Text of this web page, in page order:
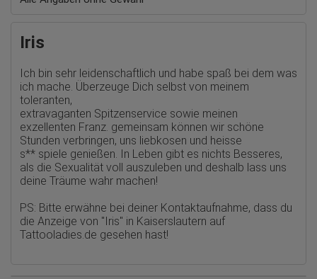
verarbeiteten Daten pseudonyme Nutzungsprofile der Nutzer
erstellt werden. Diese Informationen wird Google gegebenenfalls
vorgeschrieben wird oder, soweit Dritte diese Daten im Auftrag
von Google verarbeiten. Die IP-Adresse der Nutzer wird von
Google innerhalb von Mitgliedstaaten der Europäischen Union
oder in anderen Vertragsstaaten des Abkommens über den
Europäischen Wirtschaftsraum gekürzt, dies bedeutet, dass alle
Daten anonym erhoben werden. Nur in Ausnahmefällen wird die
volle IP-Adresse an einen Server von Google in den USA
übertragen und dort gekürzt. Die von dem Browser des Nutzers
übermittelte IP-Adresse wird nicht mit anderen Daten von Google
zusammengeführt.
Herkunft (Land und Stadt)
Sprache
Betriebssystem
Iris
Ich bin sehr leidenschaftlich und habe spaß bei dem was
ich mache. Überzeuge Dich selbst von meinem
toleranten,
extravaganten Spitzenservice sowie meinen
exzellenten Franz. gemeinsam können wir schöne
Stunden verbringen, uns liebkosen und heisse
s** spiele genießen. In Leben gibt es nichts Besseres,
als die Sexualität voll auszuleben und deshalb lass uns
deine Träume wahr machen!
PS: Bitte erwähne bei deiner Kontaktaufnahme, dass du
die Anzeige von "Iris" in Kaiserslautern auf
Tattooladies.de gesehen hast!